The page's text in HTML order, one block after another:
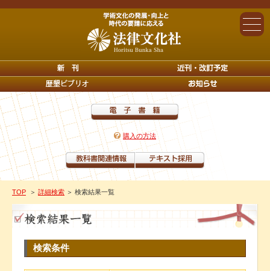
購入の方法
TOP ＞ 詳細検索 ＞ 検索結果一覧
検索条件